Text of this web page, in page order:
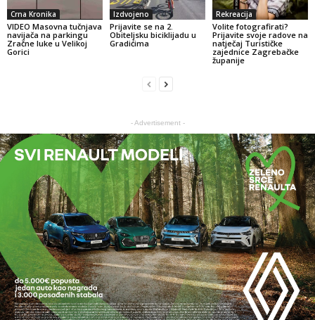
Crna Kronika
VIDEO Masovna tučnjava
navijača na parkingu
Zračne luke u Velikoj
Gorici
Izdvojeno
Prijavite se na 2.
Obiteljsku biciklijadu u
Gradićima
Rekreacija
Volite fotografirati?
Prijavite svoje radove na
natječaj Turističke
zajednice Zagrebačke
županije
- Advertisement -